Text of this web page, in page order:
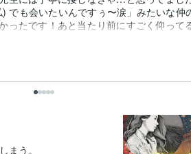
でも会いたいんですぅ〜涙」みたいな仲
ったです！あと当たり前にすごく仰って
まう。